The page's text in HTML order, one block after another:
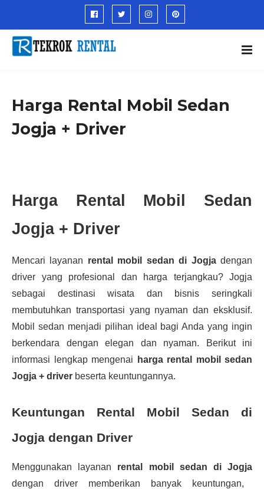
Harga Rental Mobil Sedan
Jogja + Driver
Harga Rental Mobil Sedan
Jogja + Driver
Mencari layanan rental mobil sedan di Jogjadengan
driver yang profesional dan harga terjangkau? Jogja
sebagai destinasi wisata dan bisnis seringkali
membutuhkan transportasi yang nyaman dan eksklusif.
Mobil sedan menjadi pilihan ideal bagi Anda yang ingin
berkendara dengan elegan dan nyaman. Berikut ini
informasi lengkap mengenai
harga rental mobil sedan
Jogja + driver beserta keuntungannya.
Keuntungan Rental Mobil Sedan di
Jogja dengan Driver
Menggunakan layanan rental mobil sedan di Jogja
dengan driver memberikan banyak keuntungan,